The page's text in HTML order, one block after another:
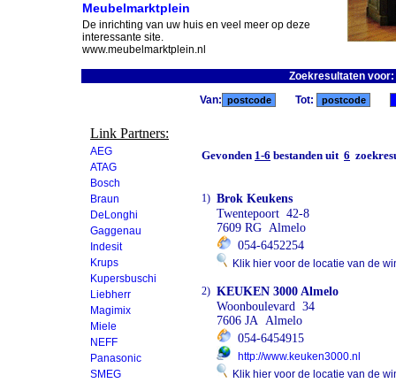
Meubelmarktplein
De inrichting van uw huis en veel meer op deze
interessante site.
www.meubelmarktplein.nl
Zoekresultaten
Link Partners:
AEG
ATAG
Bosch
Braun
DeLonghi
Gaggenau
Indesit
Krups
Kupersbuschi
Liebherr
Magimix
Miele
NEFF
Panasonic
SMEG
Van: Tot:
Gevonden 1-6 bestanden uit 6
1) Brok Keukens
Twentepoort 42-8
7609 RG Almelo
054-6452254
Klik hier voor de locatie van de
2) KEUKEN 3000 Almelo
Woonboulevard 34
7606 JA Almelo
054-6454915
http://www.keuken3000.nl
Klik hier voor de locatie van de